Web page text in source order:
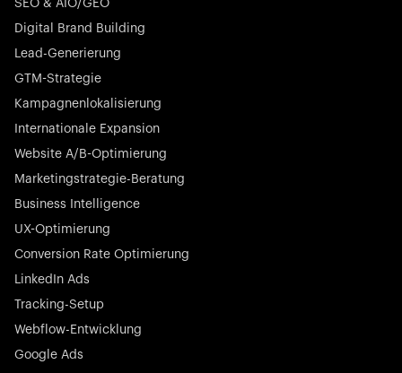
Startup 10M+
Rex ist die führende digitale Kette von Tierarztpraxen in
Deutschland. Mit den renommiertesten Investoren wie
Picus Capital und vielen anderen revolutioniert Rex die
Tiermedizinbranche nachhaltig.
Börsennotierter Champion
N-able stattet IT-Dienstleister mit leistungsstarken Tools
aus, um Kundensysteme proaktiv und mühelos in
abzusichern.
SEO & AIO/GEO
Digital Brand Building
Lead-Generierung
GTM-Strategie
Kampagnenlokalisierung
Internationale Expansion
Website A/B-Optimierung
Marketingstrategie-Beratung
Business Intelligence
UX-Optimierung
Conversion Rate Optimierung
LinkedIn Ads
Tracking-Setup
Webflow-Entwicklung
Google Ads